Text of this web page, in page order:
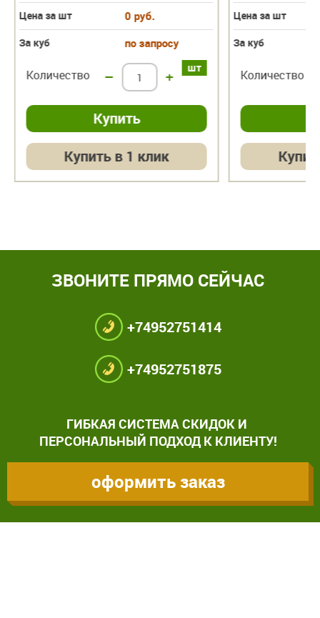
Цена за шт
0 руб.
За куб по запросу
шт
Количество – +
Купить в 1 клик
Цена за шт
За куб
Количество
ЗВОНИТЕ ПРЯМО СЕЙЧАС
+74952751414
+74952751875
ГИБКАЯ СИСТЕМА СКИДОК И
ПЕРСОНАЛЬНЫЙ ПОДХОД К КЛИЕНТУ!
оформить заказ